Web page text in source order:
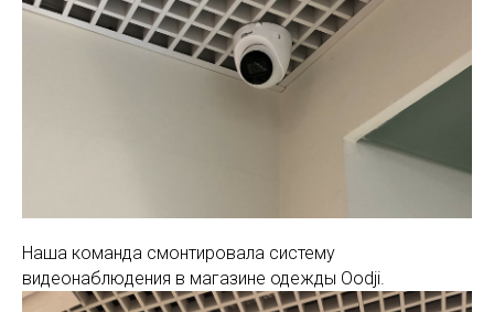
Наша команда смонтировала систему
видеонаблюдения в магазине одежды Oodji.